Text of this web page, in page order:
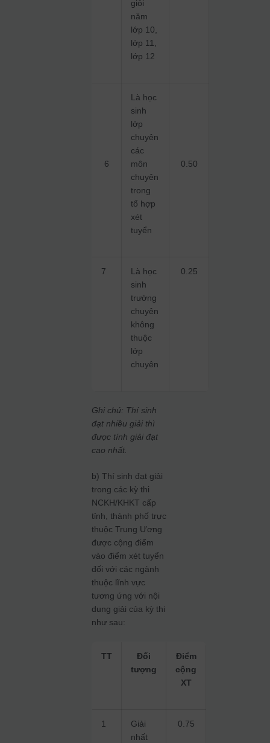
giỏi
năm
lớp 10,
lớp 11,
lớp 12
6
Là học
sinh
lớp
chuyên
các
môn
chuyên
trong
tổ hợp
xét
tuyển
0.50
7
Là học
sinh
trường
chuyên
không
thuộc
lớp
chuyên
0.25
Ghi chú: Thí sinh
đạt nhiều giải thì
được tính giải đạt
cao nhất.
b) Thí sinh đạt giải
trong các kỳ thi
NCKH/KHKT cấp
tỉnh, thành phố trực
thuộc Trung Ương
được cộng điểm
vào điểm xét tuyển
đối với các ngành
thuộc lĩnh vực
tương ứng với nội
dung giải của kỳ thi
như sau:
TT
Đối
tượng
Điểm
cộng
XT
1
Giải
nhất
0.75